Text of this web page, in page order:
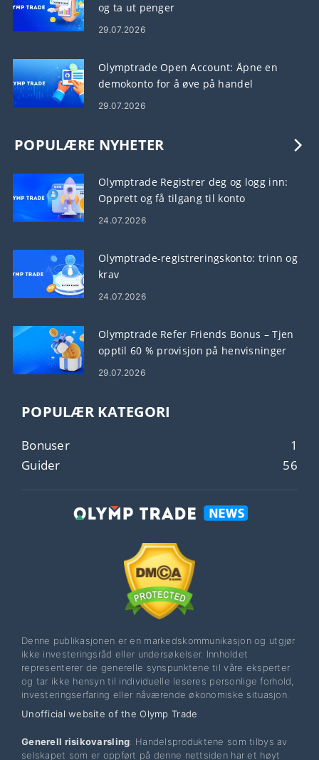
og ta ut penger
29.07.2026
Olymptrade Open Account: Åpne en
demokonto for å øve på handel
29.07.2026
POPULÆRE NYHETER
Olymptrade Registrer deg og logg inn:
Opprett og få tilgang til konto
24.07.2026
Olymptrade-registreringskonto: trinn og
krav
24.07.2026
Olymptrade Refer Friends Bonus – Tjen
opptil 60 % provisjon på henvisninger
29.07.2026
POPULÆR KATEGORI
Bonuser
1
Guider
56
Denne publikasjonen er en markedskommunikasjon og utgjør
ikke investeringsråd eller undersøkelser. Innholdet
representerer de generelle synspunktene til våre eksperter
og tar ikke hensyn til individuelle leseres personlige forhold,
investeringserfaring eller nåværende økonomiske situasjon.
Unofficial website of the Olymp Trade
Generell risikovarsling: Handelsproduktene som tilbys av
selskapet som er oppført på denne nettsiden har et høyt